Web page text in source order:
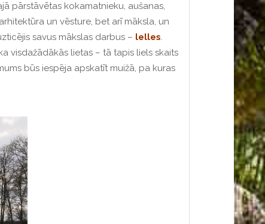
pārstāvētas kokamatnieku, aušanas,
un vēsture, bet arī māksla, un
savus mākslas darbus – lelles.
visdažādākās lietas – tā tapis liels skaits
būs iespēja apskatīt muižā, pa kuras